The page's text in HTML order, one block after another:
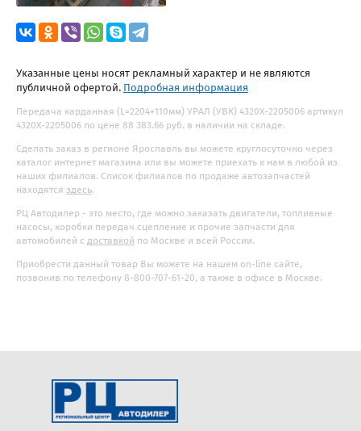
Указанные цены носят рекламный характер и не являются
публичной офертой. Подробная информация
Передача карданная (L=2204+110мм) УРАЛ (УВК) 4320Х-2205006 артикул
4320Х-2205006 по цене 88 383.66 руб. в наличии на складе.
Сделать заказ в регионе Ярославль вы можете круглосуточно через
каталог интернет магазина или вы можете приехать к нам в любой из
наших филиалов. Список филиалов по продаже автозапчастей
находятся здесь.
РЦ Автодилер - это место, где можно заказать двигатели, топливные
насосы, коробки передач сцепление и прочие запчасти для
автомобилей с доставкой по Москве и всей России.
Приобрести данный товар Вы можете на нашем on-line сайте,
позвонив по телефону 8-800-707-61-20, а также в офисе в Москве.